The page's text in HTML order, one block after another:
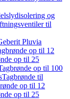
og
til
Pluvia
op til 12
op til 25
op til 100
Tagbrønde til
op til 12
op til 25